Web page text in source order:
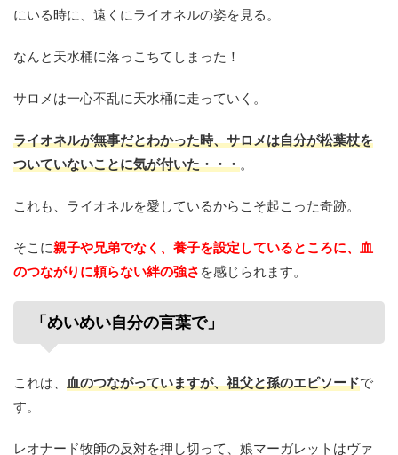
にいる時に、遠くにライオネルの姿を見る。
なんと天水桶に落っこちてしまった！
サロメは一心不乱に天水桶に走っていく。
ライオネルが無事だとわかった時、サロメは自分が松葉杖を
ついていないことに気が付いた・・・。
これも、ライオネルを愛しているからこそ起こった奇跡。
そこに親子や兄弟でなく、養子を設定しているところに、血
のつながりに頼らない絆の強さ を感じられます。
「めいめい自分の言葉で」
これは、 血のつながっていますが、祖父と孫のエピソードで
す。
レオナード牧師の反対を押し切って、娘マーガレットはヴァ